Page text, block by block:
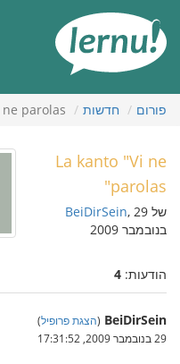
העניינים
פורום חדשות parolas"
La kanto "Vi ne
parolas"
של BeiDirSein, 29
בנובמבר 2009
הודעות: 4
BeiDirSein
(הצגת פרופיל)
29 בנובמבר 2009, 17:31:52